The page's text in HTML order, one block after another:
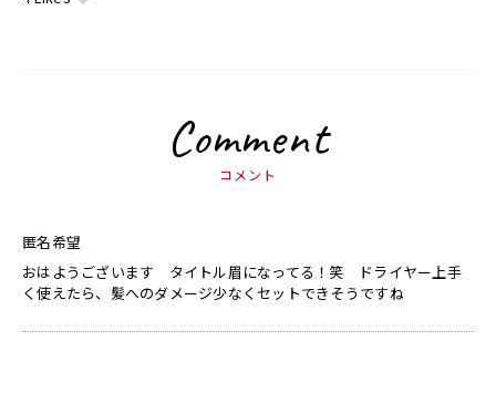
Comment
コメント
匿名希望
おはようございます タイトル眉になってる！笑 ドライヤー上手
く使えたら、髪へのダメージ少なくセットできそうですね